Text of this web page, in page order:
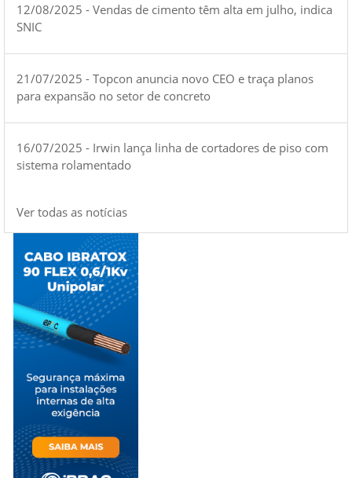
12/08/2025 - Vendas de cimento têm alta em julho, indica
SNIC
21/07/2025 - Topcon anuncia novo CEO e traça planos
para expansão no setor de concreto
16/07/2025 - Irwin lança linha de cortadores de piso com
sistema rolamentado
Ver todas as notícias